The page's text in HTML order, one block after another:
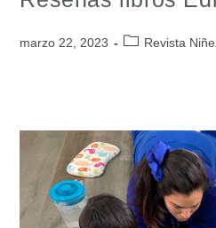
marzo 22, 2023 Revista